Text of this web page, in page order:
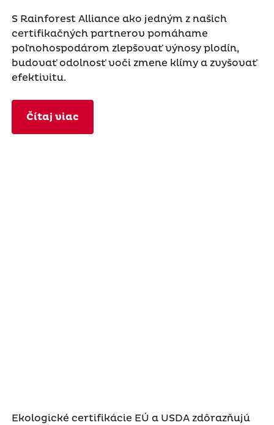
S Rainforest Alliance ako jedným z našich
certifikačných partnerov pomáhame
poľnohospodárom zlepšovať výnosy plodín,
budovať odolnosť voči zmene klímy a zvyšovať
efektivitu.
Čítaj viac
Ekologické certifikácie EÚ a USDA zdôrazňujú